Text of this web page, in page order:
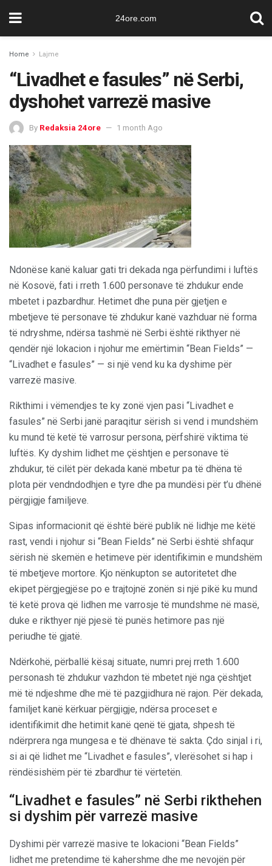
24ore.com
Home Lajme
“Livadhet e fasules” në Serbi,
dyshohet varrezë masive
By Redaksia 24ore 1 month Ago
Ndonëse kanë kaluar gati tri dekada nga përfundimi i luftës
në Kosovë, fati i rreth 1.600 personave të zhdukur ende
mbetet i pazbardhur. Hetimet dhe puna për gjetjen e
mbetjeve të personave të zhdukur kanë vazhduar në forma
të ndryshme, ndërsa tashmë në Serbi është rikthyer në
qendër një lokacion i njohur me emërtimin “Bean Fields” —
“Livadhet e fasules” — si një vend ku ka dyshime për
varrezë masive.
Rikthimi i vëmendjes te ky zonë vjen pasi “Livadhet e
fasules” në Serbi janë paraqitur sërish si vend i mundshëm
ku mund të ketë të varrosur persona, përfshirë viktima të
luftës. Ky dyshim lidhet me çështjen e personave të
zhdukur, të cilët për dekada kanë mbetur pa të dhëna të
plota për vendndodhjen e tyre dhe pa mundësi për t’u dhënë
përgjigje familjeve.
Sipas informacionit që është bërë publik në lidhje me këtë
rast, vendi i njohur si “Bean Fields” në Serbi është shfaqur
sërish në skemën e hetimeve për identifikimin e mundshëm
të mbetjeve mortore. Kjo nënkupton se autoritetet dhe
ekipet përgjegjëse po e trajtojnë zonën si një pikë ku mund
të ketë prova që lidhen me varrosje të mundshme në masë,
duke e rikthyer një pjesë të punës hetimore pas një
periudhe të gjatë.
Ndërkohë, përballë kësaj situate, numri prej rreth 1.600
personash të zhdukur vazhdon të mbetet një nga çështjet
më të ndjeshme dhe më të pazgjidhura në rajon. Për dekada,
familjet kanë kërkuar përgjigje, ndërsa proceset e
identifikimit dhe hetimit kanë qenë të gjata, shpesh të
ndërprera nga mungesa e të dhënave të sakta. Çdo sinjal i ri,
si ai që lidhet me “Livadhet e fasules”, vlerësohet si hap i
rëndësishëm për të zbardhur të vërtetën.
“Livadhet e fasules” në Serbi rikthehen
si dyshim për varrezë masive
Dyshimi për varrezë masive te lokacioni “Bean Fields”
lidhet me pretendime të kahershme dhe me nevojën për